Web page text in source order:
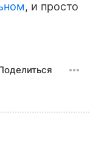
, и просто